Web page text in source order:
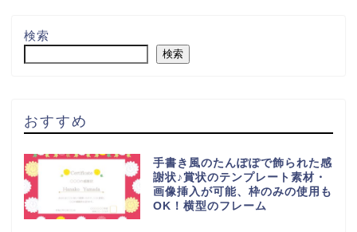
検索
検索
おすすめ
手書き風のたんぽぽで飾られた感
謝状♪賞状のテンプレート素材・
画像挿入が可能、枠のみの使用も
OK！横型のフレーム